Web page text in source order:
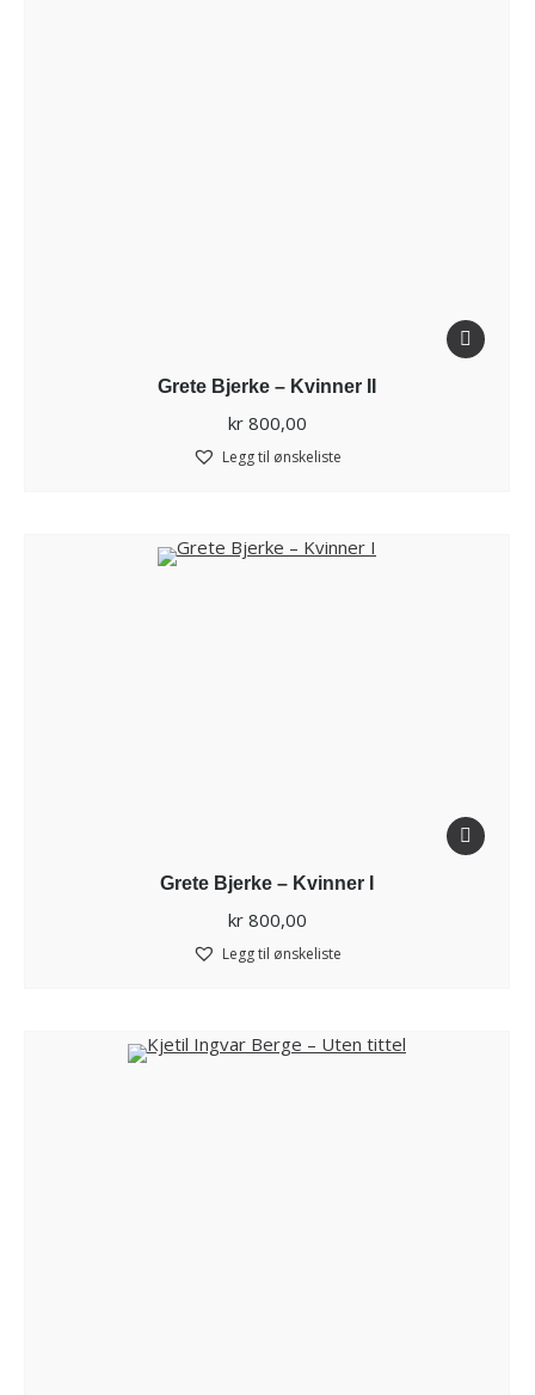
Grete Bjerke – Kvinner II
kr800,00
Legg til ønskeliste
Grete Bjerke – Kvinner I
kr800,00
Legg til ønskeliste